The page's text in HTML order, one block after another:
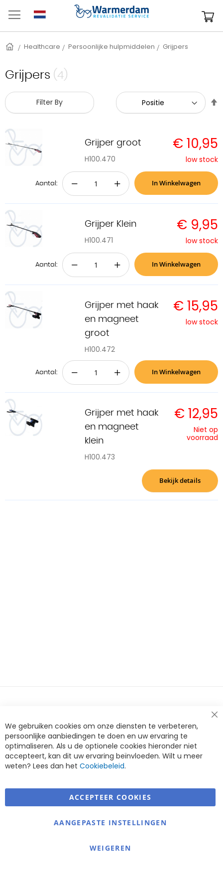
naar
inhoud
HomeHealthcare Persoonlijke hulpmiddelen Grijpers
Grijpers (4)
Filter By
Grijper groot
H100.470
€ 10,95
low stock
Aantal: − + In Winkelwagen
Grijper Klein
H100.471
€ 9,95
low stock
Aantal: − + In Winkelwagen
Grijper met haak
en magneet
groot
H100.472
€ 15,95
low stock
Aantal: − + In Winkelwagen
Grijper met haak
en magneet
klein
H100.473
€ 12,95
Niet op
voorraad
Bekijk details
Warmerdam Revalidatie Service
Informatie
We gebruiken cookies om onze diensten te verbeteren,
persoonlijke aanbiedingen te doen en uw ervaring te
optimaliseren. Als u de optionele cookies hieronder niet
accepteert, kan dit uw ervaring beïnvloeden. Wilt u meer
weten? Lees dan het Cookiebeleid.
ACCEPTEER COOKIES
AANGEPASTE INSTELLINGEN
WEIGEREN